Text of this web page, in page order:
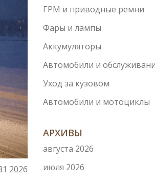
2026
ГРМ и приводные ремни
Фары и лампы
Аккумуляторы
Автомобили и
Уход за кузовом
Автомобили и мотоциклы
АРХИВЫ
августа 2026
июля 2026